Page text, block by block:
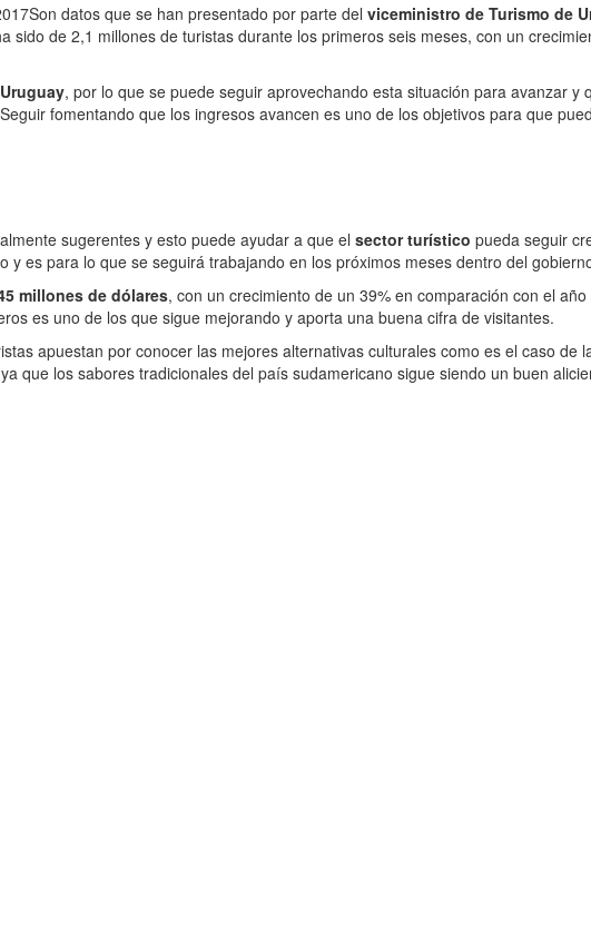
Son datos que se han presentado por parte del viceministro de Turismo de
sido de 2,1 millones de turistas durante los primeros seis meses, con un
Uruguay, por lo que se puede seguir aprovechando esta situación para avanzar
fomentando que los ingresos avancen es uno de los objetivos para que
sugerentes y esto puede ayudar a que el sector turístico pueda seguir
es para lo que se seguirá trabajando en los próximos meses dentro del
millones de dólares, con un crecimiento de un 39% en comparación con el
es uno de los que sigue mejorando y aporta una buena cifra de visitantes.
apuestan por conocer las mejores alternativas culturales como es el caso de
que los sabores tradicionales del país sudamericano sigue siendo un buen